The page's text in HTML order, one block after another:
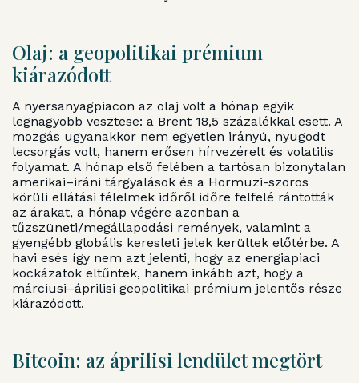
Olaj: a geopolitikai prémium
kiárazódott
A nyersanyagpiacon az olaj volt a hónap egyik
legnagyobb vesztese: a Brent 18,5 százalékkal esett. A
mozgás ugyanakkor nem egyetlen irányú, nyugodt
lecsorgás volt, hanem erősen hírvezérelt és volatilis
folyamat. A hónap első felében a tartósan bizonytalan
amerikai–iráni tárgyalások és a Hormuzi-szoros
körüli ellátási félelmek időről időre felfelé rántották
az árakat, a hónap végére azonban a
tűzszüneti/megállapodási remények, valamint a
gyengébb globális keresleti jelek kerültek előtérbe. A
havi esés így nem azt jelenti, hogy az energiapiaci
kockázatok eltűntek, hanem inkább azt, hogy a
márciusi–áprilisi geopolitikai prémium jelentős része
kiárazódott.
Bitcoin: az áprilisi lendület megtört